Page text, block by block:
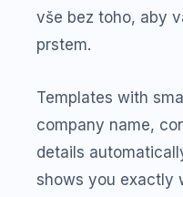
vše bez toho, aby
prstem.
Templates with
company name,
details
shows you exactly